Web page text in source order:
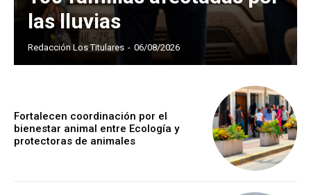
las lluvias
Redacción Los Titulares - 06/08/2026
Fortalecen coordinación por el
bienestar animal entre Ecología y
protectoras de animales